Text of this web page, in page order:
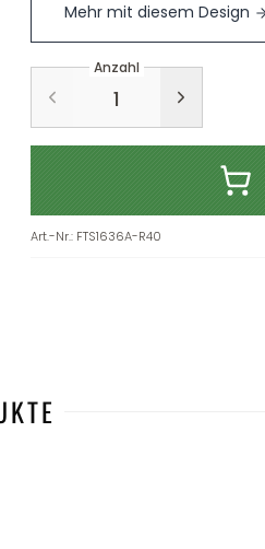
Mehr mit diesem Design
Anzahl
Art.-Nr.: FTS1636A-R40